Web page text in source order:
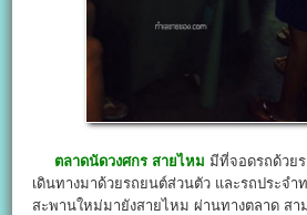
ตลาดนัดวงศกร สายไหม มีที่จอดรถด้วย
เดินทางมาด้วยรถยนต์ส่วนตัว และรถประจำ
สะพานใหม่มายังสายไหม ผ่านทางตลาด สา